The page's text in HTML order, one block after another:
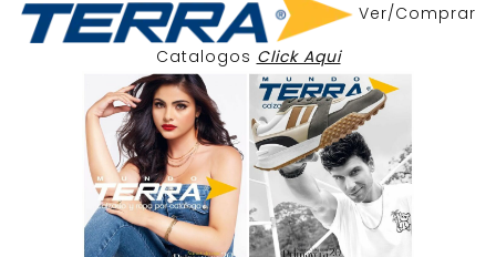
Ver/Comprar
Catalogos Click Aqui